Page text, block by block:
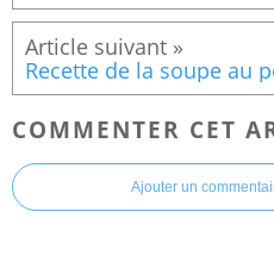
Recette de la soupe au
COMMENTER CET
Ajouter un